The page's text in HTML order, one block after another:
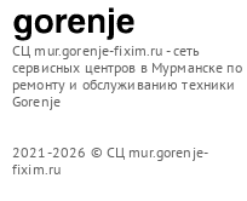
СЦ mur.gorenje-fixim.ru - сеть
сервисных центров в Мурманске по
ремонту и обслуживанию техники
Gorenje
2021-2026 © СЦ mur.gorenje-
fixim.ru